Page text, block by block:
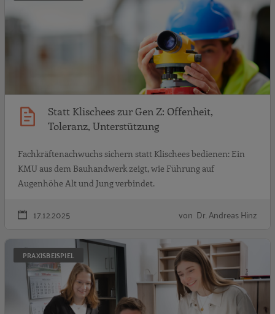
Statt Klischees zur Gen Z: Offenheit,
Toleranz, Unterstützung
Fachkräftenachwuchs sichern statt Klischees bedienen: Ein
KMU aus dem Bauhandwerk zeigt, wie Führung auf
Augenhöhe Alt und Jung verbindet.
17.12.2025 von Dr. Andreas Hinz
PRAXISBEISPIEL